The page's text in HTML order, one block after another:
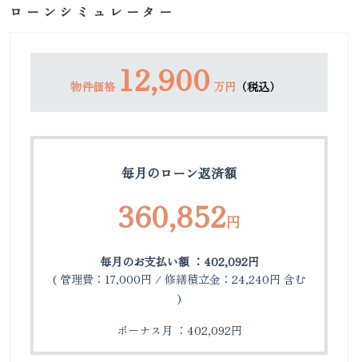
ローンシミュレーター
物件価格 12,900 万円 （税込）
毎月のローン返済額
360,852円
毎月のお支払い額 ：402,092円
( 管理費：17,000円 / 修繕積立金：24,240円 含む
)
ボーナス月 ：402,092円